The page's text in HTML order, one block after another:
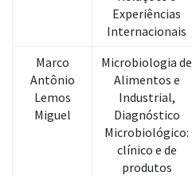
Experiências
Internacionais
Marco
Antônio
Lemos
Miguel
Microbiologia de
Alimentos e
Industrial,
Diagnóstico
Microbiológico:
clínico e de
produtos